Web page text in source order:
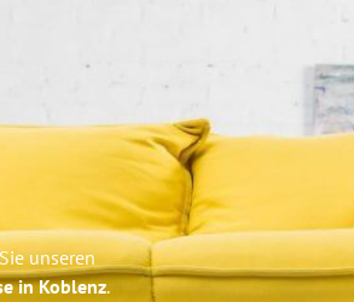
unseren
in Koblenz.